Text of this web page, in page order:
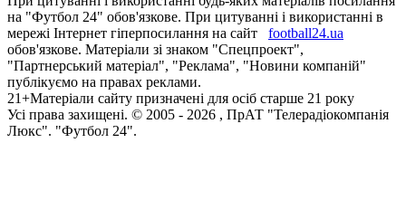
на "Футбол 24" обов'язкове. При цитуванні і використанні в
мережі Інтернет гіперпосилання на сайт
football24.ua
обов'язкове. Матеріали зі знаком "Спецпроект",
"Партнерський матеріал", "Реклама", "Новини компаній"
публікуємо на правах реклами.
21+Матеріали сайту призначені для осіб старше 21 року
Усi права захищенi. © 2005 - 2026 , ПрАТ "Телерадіокомпанія
Люкс". "Футбол 24".